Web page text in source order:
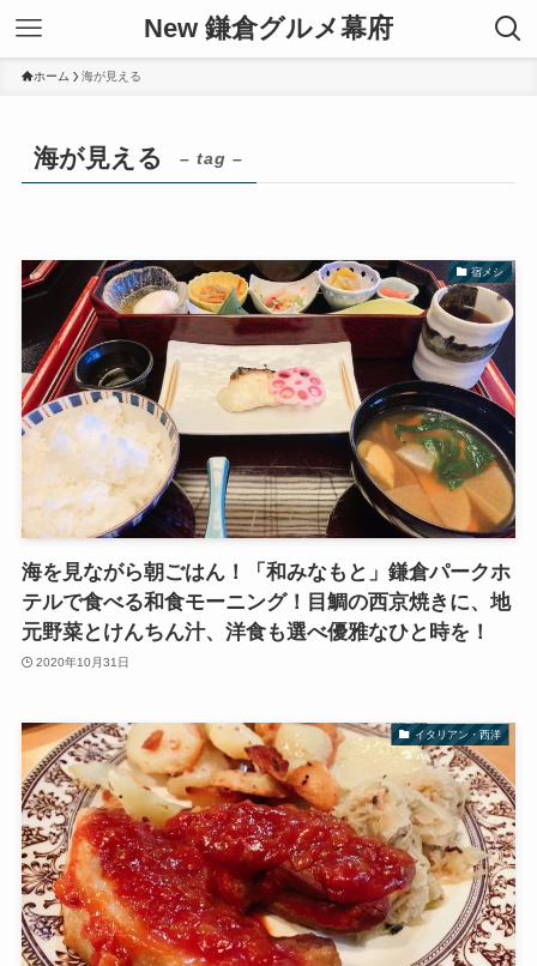
New 鎌倉グルメ幕府
ホーム 海が見える
海が見える – tag –
宿メシ
海を見ながら朝ごはん！「和みなもと」鎌倉パークホ
テルで食べる和食モーニング！目鯛の西京焼きに、地
元野菜とけんちん汁、洋食も選べ優雅なひと時を！
2020年10月31日
イタリアン・西洋